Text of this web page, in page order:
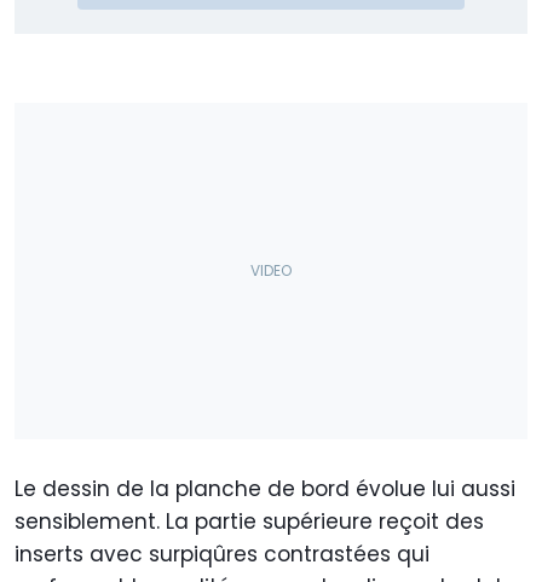
Le dessin de la planche de bord évolue lui aussi
sensiblement. La partie supérieure reçoit des
inserts avec surpiqûres contrastées qui